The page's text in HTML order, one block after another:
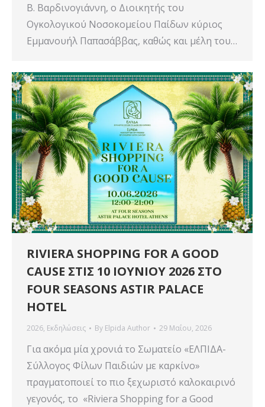
Β. Βαρδινογιάννη, ο Διοικητής του
Ογκολογικού Νοσοκομείου Παίδων κύριος
Εμμανουήλ Παπασάββας, καθώς και μέλη του…
RIVIERA SHOPPING FOR A GOOD
CAUSE ΣΤΙΣ 10 ΙΟΥΝΙΟΥ 2026 ΣΤΟ
FOUR SEASONS ASTIR PALACE
HOTEL
2026, Εκδηλώσεις By Elpida Author 29 Μαΐου, 2026
Για ακόμα μία χρονιά το Σωματείο «ΕΛΠΙΔΑ-
Σύλλογος Φίλων Παιδιών με καρκίνο»
πραγματοποιεί το πιο ξεχωριστό καλοκαιρινό
γεγονός, το «Riviera Shopping for a Good